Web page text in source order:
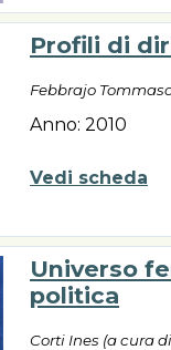
Profili di
Febbrajo
Anno: 2010
Vedi scheda
Universo
politica
Corti Ines (a cura